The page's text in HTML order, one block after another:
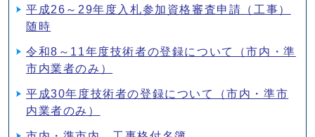
平成26～29年度入札参加資格審査申請（工事）
随時
令和8～11年度技術者の登録について（市内・準
市内業者のみ）
平成30年度技術者の登録について（市内・準市
内業者のみ）